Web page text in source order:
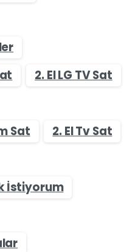
2. El LG TV Sat
Sat
2. El Tv Sat
İstiyorum